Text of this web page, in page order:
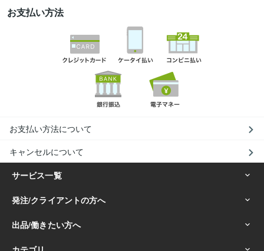
お支払い方法
お支払い方法について
キャンセルについて